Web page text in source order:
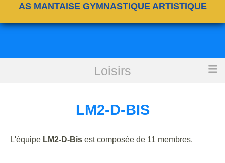
AS MANTAISE GYMNASTIQUE ARTISTIQUE
Loisirs
LM2-D-Bis
LM2-D-BIS
L'équipe LM2-D-Bis est composée de 11 membres.